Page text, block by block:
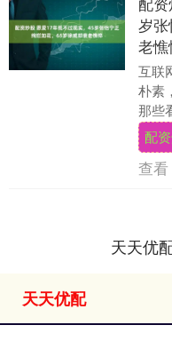
岁
老
互联
朴素
那些
人，
点撕
配
查看
天天优
天天优配